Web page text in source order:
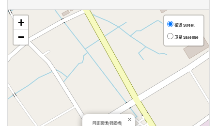
阿能面馆(强固桥) ×
+
−
街道 Street
卫星 Satellite